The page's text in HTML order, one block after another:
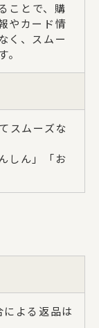
ことで、購
やカード情
く、スムー
。
スムーズな
しん」「お
よる返品は